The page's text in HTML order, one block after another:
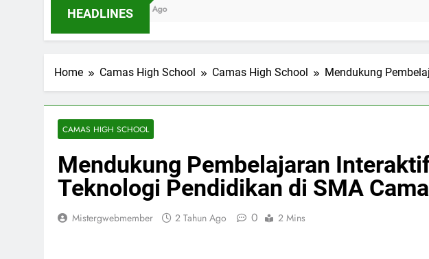
HEADLINES
2 Hari Ago
Home Camas High School Camas High School Mendukung
CAMAS HIGH SCHOOL
Mendukung Pembelajaran
Teknologi Pendidikan di SMA
Mistergwebmember 2 Tahun Ago 0 2 Mins